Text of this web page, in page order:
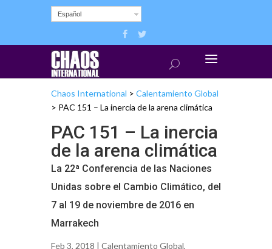
Español
Chaos International > Calentamiento Global
> PAC 151 – La inercia de la arena climática
PAC 151 – La inercia
de la arena climática
La 22ª Conferencia de las Naciones
Unidas sobre el Cambio Climático, del
7 al 19 de noviembre de 2016 en
Marrakech
Feb 3, 2018 | Calentamiento Global,